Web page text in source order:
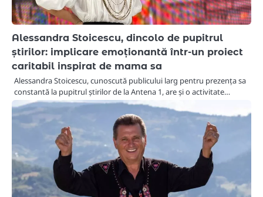
Alessandra Stoicescu, dincolo de pupitrul
știrilor: implicare emoționantă într-un proiect
caritabil inspirat de mama sa
Alessandra Stoicescu, cunoscută publicului larg pentru prezența sa
constantă la pupitrul știrilor de la Antena 1, are și o activitate…